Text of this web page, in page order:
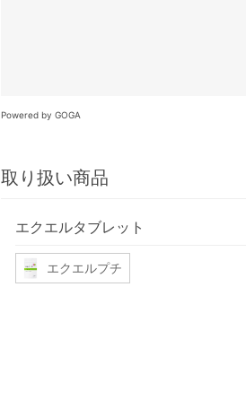
Powered by GOGA
取り扱い商品
エクエルタブレット
エクエルプチ